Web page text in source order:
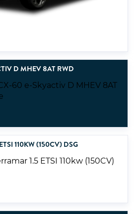
D MHEV 8AT RWD
110KW (150CV) DSG